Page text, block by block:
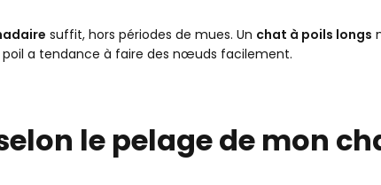
suffit, hors périodes de mues. Un chat à poils longs
poil a tendance à faire des nœuds facilement.
le pelage de mon